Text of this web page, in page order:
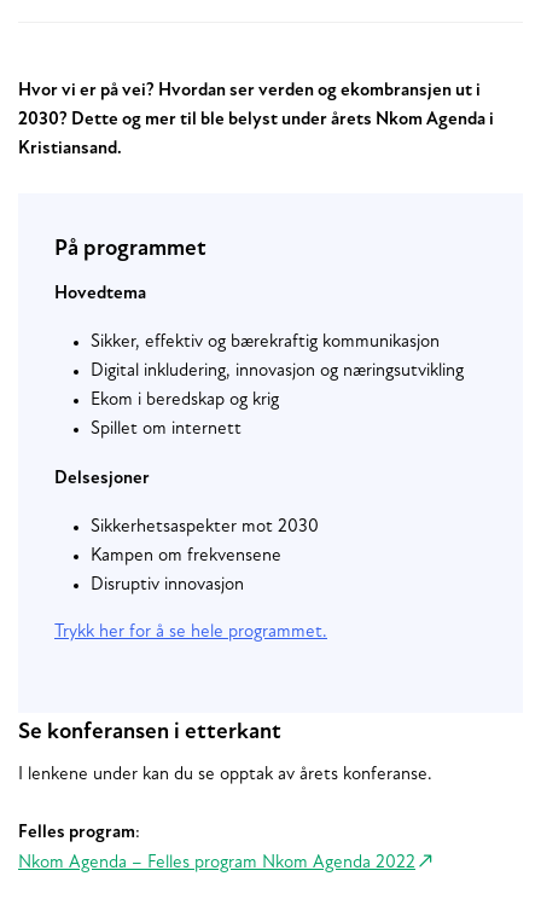
Hvor vi er på vei? Hvordan ser verden og ekombransjen ut i
2030? Dette og mer til ble belyst under årets Nkom Agenda i
Kristiansand.
På programmet
Hovedtema
Sikker, effektiv og bærekraftig kommunikasjon
Digital inkludering, innovasjon og næringsutvikling
Ekom i beredskap og krig
Spillet om internett
Delsesjoner
Sikkerhetsaspekter mot 2030
Kampen om frekvensene
Disruptiv innovasjon
Trykk her for å se hele programmet.
Se konferansen i etterkant
I lenkene under kan du se opptak av årets konferanse.
Felles program:
Nkom Agenda – Felles program Nkom Agenda 2022